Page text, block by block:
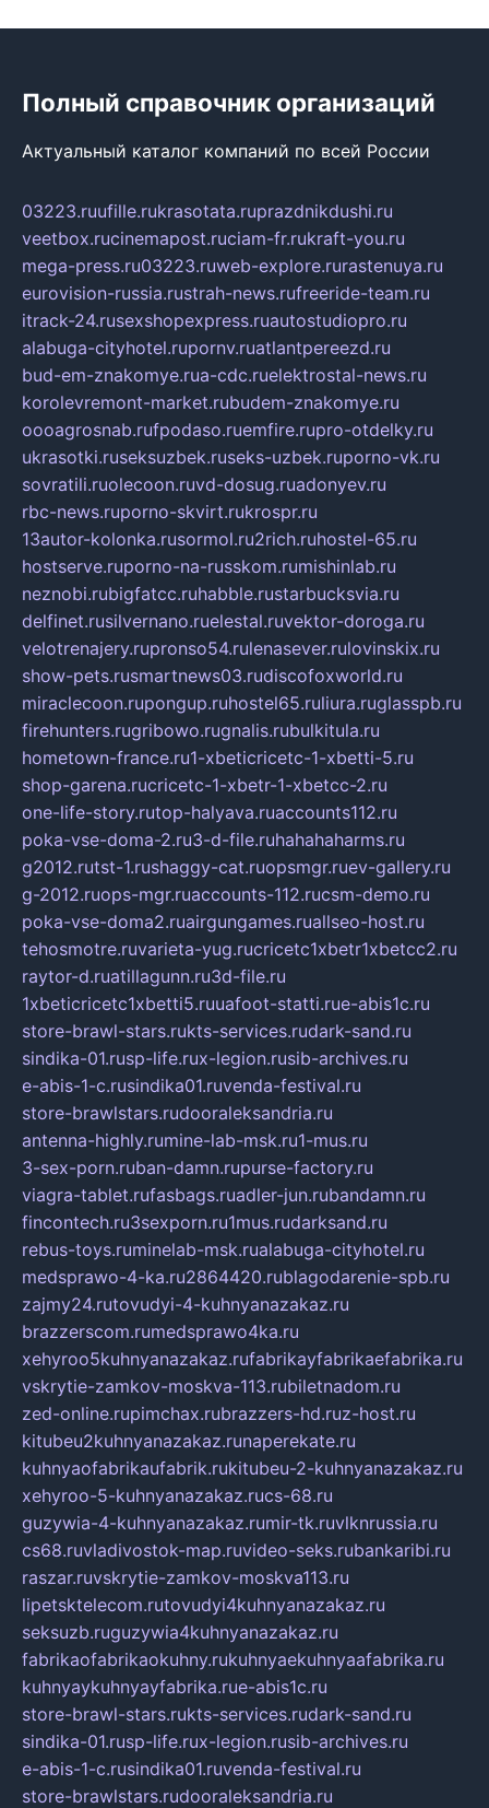
Полный справочник организаций
Актуальный каталог компаний по всей России
03223.ruufille.rukrasotata.ruprazdnikdushi.ru
veetbox.rucinemapost.ruciam-fr.rukraft-you.ru
mega-press.ru03223.ruweb-explore.rurastenuya.ru
eurovision-russia.rustrah-news.rufreeride-team.ru
itrack-24.rusexshopexpress.ruautostudiopro.ru
alabuga-cityhotel.rupornv.ruatlantpereezd.ru
bud-em-znakomye.rua-cdc.ruelektrostal-news.ru
korolevremont-market.rubudem-znakomye.ru
oooagrosnab.rufpodaso.ruemfire.rupro-otdelky.ru
ukrasotki.ruseksuzbek.ruseks-uzbek.ruporno-vk.ru
sovratili.ruolecoon.ruvd-dosug.ruadonyev.ru
rbc-news.ruporno-skvirt.rukrospr.ru
13autor-kolonka.rusormol.ru2rich.ruhostel-65.ru
hostserve.ruporno-na-russkom.rumishinlab.ru
neznobi.rubigfatcc.ruhabble.rustarbucksvia.ru
delfinet.rusilvernano.ruelestal.ruvektor-doroga.ru
velotrenajery.rupronso54.rulenasever.rulovinskix.ru
show-pets.rusmartnews03.rudiscofoxworld.ru
miraclecoon.rupongup.ruhostel65.ruliura.ruglasspb.ru
firehunters.rugribowo.rugnalis.rubulkitula.ru
hometown-france.ru1-xbeticricetc-1-xbetti-5.ru
shop-garena.rucricetc-1-xbetr-1-xbetcc-2.ru
one-life-story.rutop-halyava.ruaccounts112.ru
poka-vse-doma-2.ru3-d-file.ruhahahaharms.ru
g2012.rutst-1.rushaggy-cat.ruopsmgr.ruev-gallery.ru
g-2012.ruops-mgr.ruaccounts-112.rucsm-demo.ru
poka-vse-doma2.ruairgungames.ruallseo-host.ru
tehosmotre.ruvarieta-yug.rucricetc1xbetr1xbetcc2.ru
raytor-d.ruatillagunn.ru3d-file.ru
1xbeticricetc1xbetti5.ruuafoot-statti.rue-abis1c.ru
store-brawl-stars.rukts-services.rudark-sand.ru
sindika-01.rusp-life.rux-legion.rusib-archives.ru
e-abis-1-c.rusindika01.ruvenda-festival.ru
store-brawlstars.rudooraleksandria.ru
antenna-highly.rumine-lab-msk.ru1-mus.ru
3-sex-porn.ruban-damn.rupurse-factory.ru
viagra-tablet.rufasbags.ruadler-jun.rubandamn.ru
fincontech.ru3sexporn.ru1mus.rudarksand.ru
rebus-toys.ruminelab-msk.rualabuga-cityhotel.ru
medsprawo-4-ka.ru2864420.rublagodarenie-spb.ru
zajmy24.rutovudyi-4-kuhnyanazakaz.ru
brazzerscom.rumedsprawo4ka.ru
xehyroo5kuhnyanazakaz.rufabrikayfabrikaefabrika.ru
vskrytie-zamkov-moskva-113.rubiletnadom.ru
zed-online.rupimchax.rubrazzers-hd.ruz-host.ru
kitubeu2kuhnyanazakaz.runaperekate.ru
kuhnyaofabrikaufabrik.rukitubeu-2-kuhnyanazakaz.ru
xehyroo-5-kuhnyanazakaz.rucs-68.ru
guzywia-4-kuhnyanazakaz.rumir-tk.ruvlknrussia.ru
cs68.ruvladivostok-map.ruvideo-seks.rubankaribi.ru
raszar.ruvskrytie-zamkov-moskva113.ru
lipetsktelecom.rutovudyi4kuhnyanazakaz.ru
seksuzb.ruguzywia4kuhnyanazakaz.ru
fabrikaofabrikaokuhny.rukuhnyaekuhnyaafabrika.ru
kuhnyaykuhnyayfabrika.rue-abis1c.ru
store-brawl-stars.rukts-services.rudark-sand.ru
sindika-01.rusp-life.rux-legion.rusib-archives.ru
e-abis-1-c.rusindika01.ruvenda-festival.ru
store-brawlstars.rudooraleksandria.ru